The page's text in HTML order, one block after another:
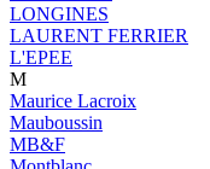
LONGINES
LAURENT FERRIER
L'EPEE
M
Maurice Lacroix
Mauboussin
MB&F